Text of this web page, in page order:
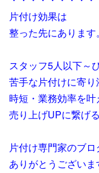
片付け効果は
整った先にあります。
スタッフ5人以下～
苦手な片付けに寄り
時短・業務効率を叶
売り上げUPに繋げる
片付け専門家のブロ
ありがとうございま